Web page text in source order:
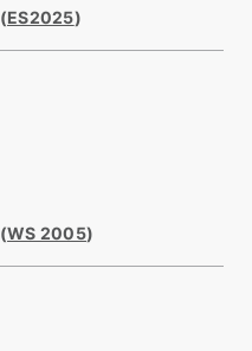
(ES2025)
(WS 2005)